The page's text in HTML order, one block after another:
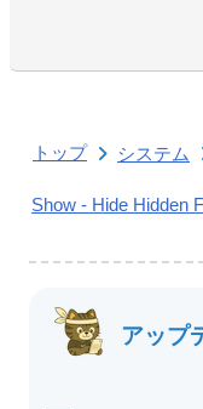
トップ システム
Show - Hide Hidden
アップ